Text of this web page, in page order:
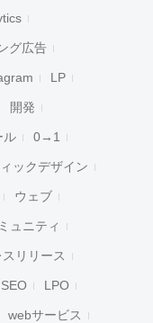
グ広告
LP
開発
ル 0→1
ックデザイン
ウェブ
ュニティ
スリリース
LPO
webサービス